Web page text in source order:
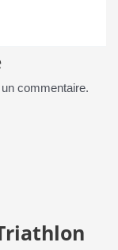
commentaire.